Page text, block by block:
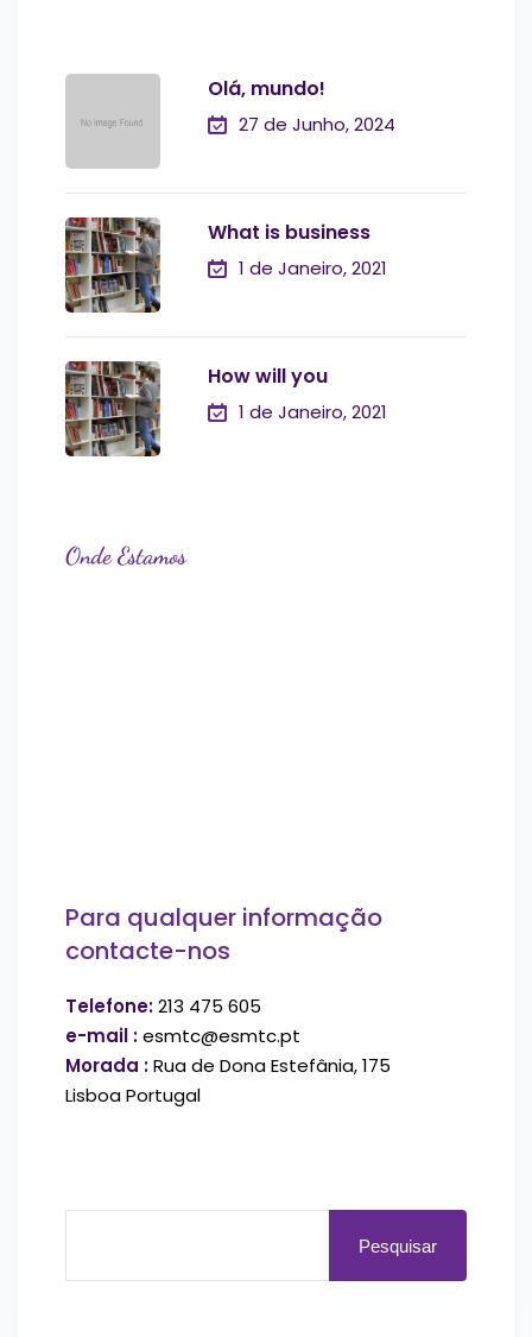
Olá, mundo!
27 de Junho, 2024
What is business
1 de Janeiro, 2021
How will you
1 de Janeiro, 2021
Onde Estamos
Para qualquer informação
contacte-nos
Telefone:213 475 605
e-mail :esmtc@esmtc.pt
Morada :Rua de Dona Estefânia, 175
Lisboa Portugal
Pesquisar